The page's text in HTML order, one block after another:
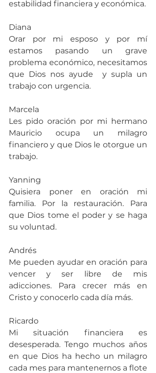
estabilidad financiera y económica.
Diana
Orar por mi esposo y por mí
estamos pasando un grave
problema económico, necesitamos
que Dios nos ayude  y supla un
trabajo con urgencia.
Marcela
Les pido oración por mi hermano
Mauricio ocupa un milagro
financiero y que Dios le otorgue un
trabajo.
Yanning
Quisiera poner en oración mi
familia. Por la restauración. Para
que Dios tome el poder y se haga
su voluntad.
Andrés
Me pueden ayudar en oración para
vencer y ser libre de mis
adicciones. Para crecer más en
Cristo y conocerlo cada día más.
Ricardo
Mi situación financiera es
desesperada. Tengo muchos años
en que Dios ha hecho un milagro
cada mes para mantenernos a flote